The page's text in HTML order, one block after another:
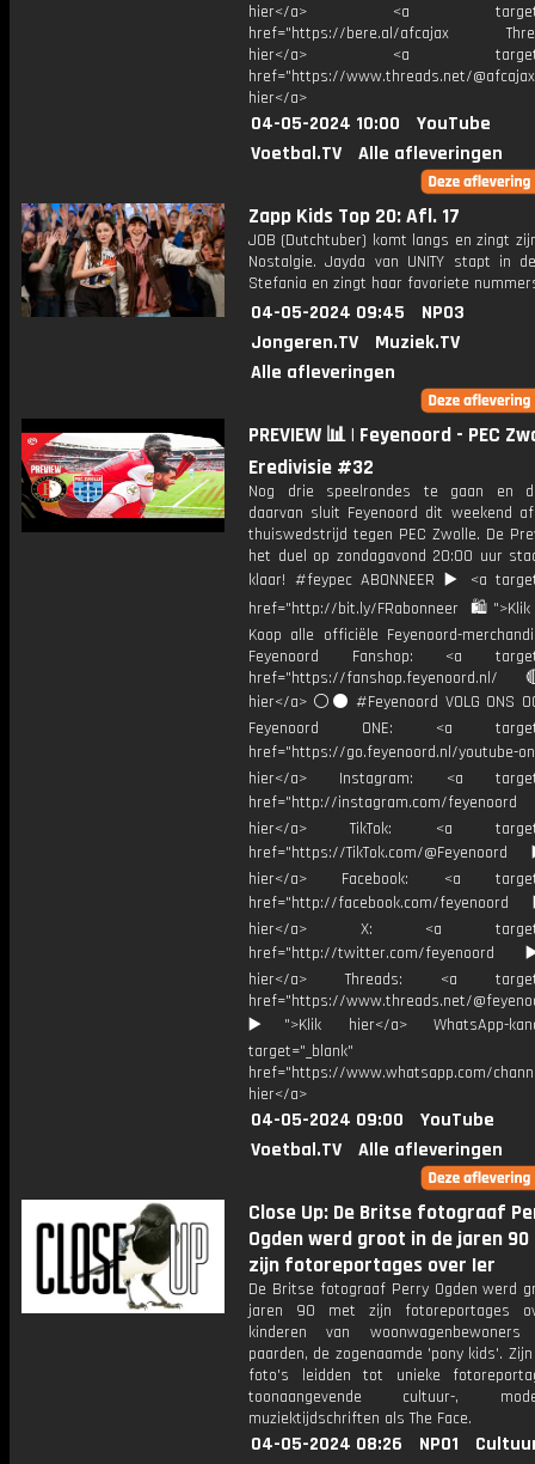
hier</a> <a
href="https://bere.al/afcajax
hier</a> <a
href="https://www.threads.net/
hier</a>
04-05-2024 10:00
YouTube
Voetbal.TV
Alle afleveringen
Zapp Kids Top 20: Afl. 17
JOB (Dutchtuber) komt langs en zingt
Nostalgie. Jayda van UNITY stapt in
Stefania en zingt haar favoriete
04-05-2024 09:45
NPO3
Jongeren.TV
Muziek.TV
Alle afleveringen
PREVIEW 📊 | Feyenoord - PEC
Eredivisie #32
Nog drie speelrondes te gaan en
daarvan sluit Feyenoord dit weekend
thuiswedstrijd tegen PEC Zwolle. De
het duel op zondagavond 20:00 uur
klaar! #feypec ABONNEER ▶️ <a
href="http://bit.ly/FRabonneer
Koop alle officiële Feyenoord-
Feyenoord Fanshop: <a
href="https://
hier</a> ⚪️⚫ #Feyenoord VOLG ONS
Feyenoord ONE: <a
href="https://go.feyenoord.nl/youtube-
hier</a> Instagram: <a
href="http://instagram.com/
hier</a> TikTok: <a
href="https://TikTok.com/
hier</a> Facebook: <a
href="http://facebook.com/
hier</a> X: <a
href="http://twitter.com/
hier</a> Threads: <a
href="https://www.threads.net/
▶️">Klik hier</a> WhatsApp-
target="_blank"
href="https://www.whatsapp.com/
hier</a>
04-05-2024 09:00
YouTube
Voetbal.TV
Alle afleveringen
Close Up: De Britse fotograaf
Ogden werd groot in de jaren
zijn fotoreportages over Ier
De Britse fotograaf Perry Ogden werd
jaren 90 met zijn fotoreportages
kinderen van
paarden, de zogenaamde 'pony kids'.
foto's leidden tot unieke
toonaangevende cultuur-,
muziektijdschriften als The Face.
04-05-2024 08:26 NPO1